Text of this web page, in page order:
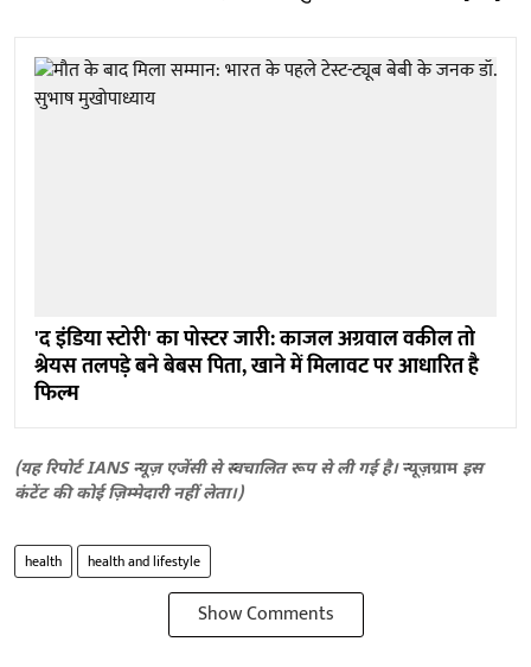
'द इंडिया स्टोरी' का पोस्टर जारी: काजल अग्रवाल वकील तो
श्रेयस तलपड़े बने बेबस पिता, खाने में मिलावट पर आधारित है
फिल्म
(यह रिपोर्ट IANS न्यूज़ एजेंसी से स्वचालित रूप से ली गई है।न्यूज़ग्राम इस
कंटेंट की कोई ज़िम्मेदारी नहीं लेता।)
health health and lifestyle
Show Comments